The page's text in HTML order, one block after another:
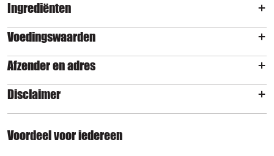
Ingrediënten
Voedingswaarden
Afzender en adres
Disclaimer
Voordeel voor iedereen